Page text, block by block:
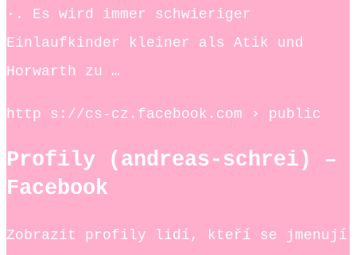
·. Es wird immer schwieriger
Einlaufkinder kleiner als Atik und
Horwarth zu …
http s://cs-cz.facebook.com › public
Profily (andreas-schrei) –
Facebook
Zobrazit profily lidí, kteří se jmenují